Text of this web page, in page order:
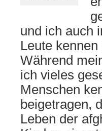
und ich auch
Leute
Während
ich vieles
Menschen
beigetragen,
Leben der